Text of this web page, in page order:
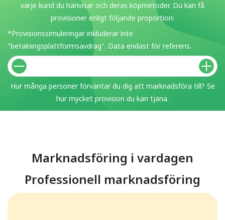
varje kund du hänvisar och deras köpmetoder. Du kan få
provisioner enligt följande proportion:
*Provisionssimuleringar inkluderar inte
"betalningsplattformsavdrag". Data endast för referens.
Hur många personer förväntar du dig att marknadsföra till? Se
hur mycket provision du kan tjäna.
Marknadsföring i vardagen
Professionell marknadsföring